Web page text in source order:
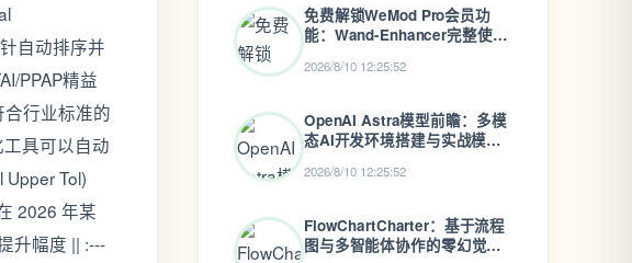
自动排序并
PPAP精益
行业标准的
具可以自动
Tol)
2026 年某
升幅度 || :---
免费解锁WeMod Pro会员功
能：Wand-Enhancer完整使用
2026/8/10 12:25:52
OpenAI Astra模型前瞻：多模
态AI开发环境搭建与实战模拟
2026/8/10 12:25:52
FlowChartCharter：基于流程
图与多智能体协作的零幻觉